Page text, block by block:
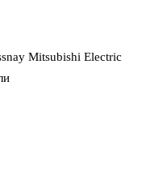
Mitsubishi Electric